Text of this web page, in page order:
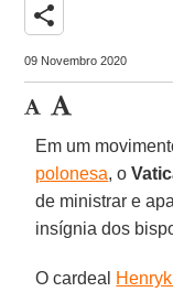
share
09 Novembro 2020
Em um
polonesa, o
de ministrar e
insígnia dos
O cardeal